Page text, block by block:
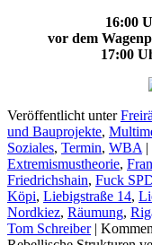
16:00
vor dem
17:00
Veröffentlicht unter
und Bauprojekte,
Soziales, Termin, WBA |
Extremismustheorie,
Friedrichshain, Fuck
Köpi, Liebigstraße 14,
Nordkiez, Räumung,
Tom Schreiber |